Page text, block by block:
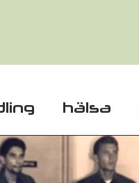
hälsa
behandlingshem